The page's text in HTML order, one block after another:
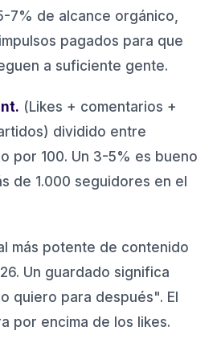
7% de alcance orgánico,
pagados para que
a suficiente gente.
(Likes + comentarios +
dividido entre
por 100. Un 3-5% es bueno
de 1.000 seguidores en el
más potente de contenido
Un guardado significa
quiero para después". El
por encima de los likes.